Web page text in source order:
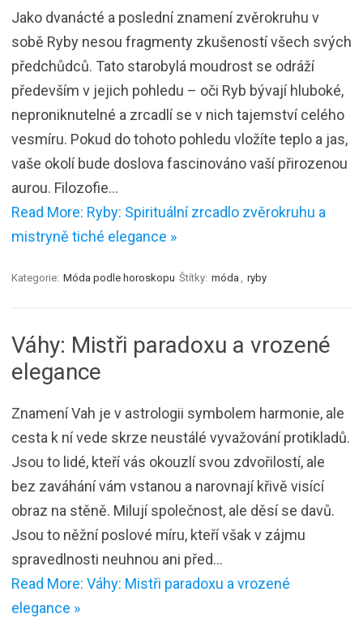
Jako dvanácté a poslední znamení zvěrokruhu v
sobě Ryby nesou fragmenty zkušeností všech svých
předchůdců. Tato starobylá moudrost se odráží
především v jejich pohledu – oči Ryb bývají hluboké,
neproniknutelné a zrcadlí se v nich tajemství celého
vesmíru. Pokud do tohoto pohledu vložíte teplo a jas,
vaše okolí bude doslova fascinováno vaší přirozenou
aurou. Filozofie…
Read More: Ryby: Spirituální zrcadlo zvěrokruhu a
mistryně tiché elegance »
Kategorie: Móda podle horoskopu Štítky: móda ryby
Váhy: Mistři paradoxu a vrozené
elegance
Znamení Vah je v astrologii symbolem harmonie, ale
cesta k ní vede skrze neustálé vyvažování protikladů.
Jsou to lidé, kteří vás okouzlí svou zdvořilostí, ale
bez zaváhání vám vstanou a narovnají křivě visící
obraz na stěně. Milují společnost, ale děsí se davů.
Jsou to něžní poslové míru, kteří však v zájmu
spravedlnosti neuhnou ani před…
Read More: Váhy: Mistři paradoxu a vrozené
elegance »